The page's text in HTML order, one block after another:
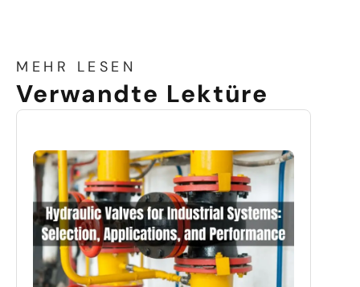
MEHR LESEN
Verwandte Lektüre